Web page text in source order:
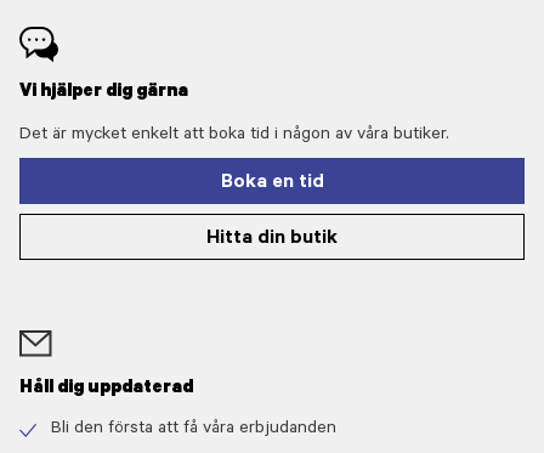
Vi hjälper dig gärna
Det är mycket enkelt att boka tid i någon av våra butiker.
Boka en tid
Hitta din butik
Håll dig uppdaterad
Bli den första att få våra erbjudanden